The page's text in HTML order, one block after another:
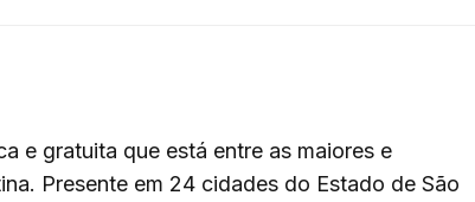
e gratuita que está entre as maiores e
Presente em 24 cidades do Estado de São